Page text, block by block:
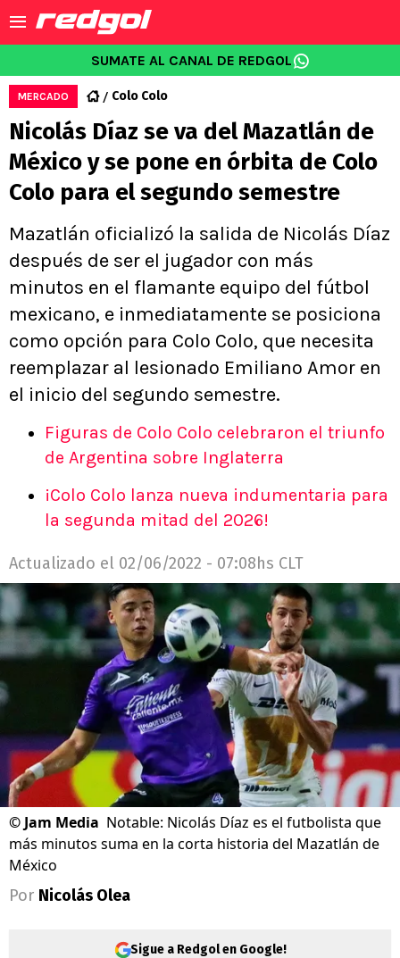
SUMATE AL CANAL DE REDGOL
MERCADO Colo Colo
Nicolás Díaz se va del Mazatlán de
México y se pone en órbita de Colo
Colo para el segundo semestre
Mazatlán oficializó la salida de Nicolás Díaz
después de ser el jugador con más
minutos en el flamante equipo del fútbol
mexicano, e inmediatamente se posiciona
como opción para Colo Colo, que necesita
reemplazar al lesionado Emiliano Amor en
el inicio del segundo semestre.
Figuras de Colo Colo celebraron el triunfo
de Argentina sobre Inglaterra
¡Colo Colo lanza nueva indumentaria para
la segunda mitad del 2026!
Actualizado el 02/06/2022 - 07:08hs CLT
©Jam Media Notable: Nicolás Díaz es el futbolista que
más minutos suma en la corta historia del Mazatlán de
México
Por Nicolás Olea
Sigue a Redgol en Google!